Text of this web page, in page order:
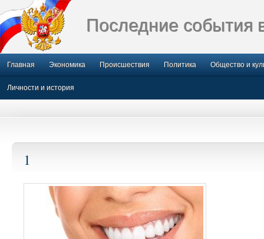
Последние события
Главная Экономика Происшествия Политика Общество и
Личности и история
1